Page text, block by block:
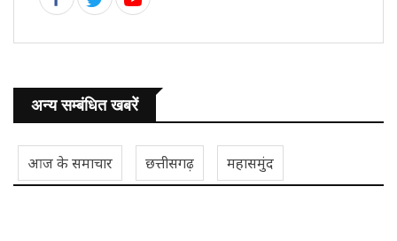
अन्य सम्बंधित खबरें
आज के समाचार छत्तीसगढ़ महासमुंद